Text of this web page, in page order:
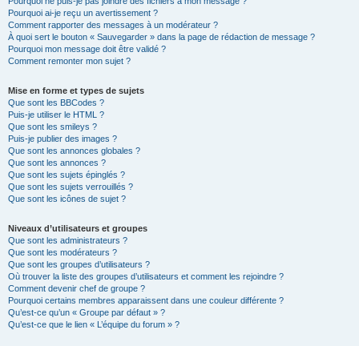
Pourquoi ai-je reçu un avertissement ?
Comment rapporter des messages à un modérateur ?
À quoi sert le bouton « Sauvegarder » dans la page de rédaction de message ?
Pourquoi mon message doit être validé ?
Comment remonter mon sujet ?
Mise en forme et types de sujets
Que sont les BBCodes ?
Puis-je utiliser le HTML ?
Que sont les smileys ?
Puis-je publier des images ?
Que sont les annonces globales ?
Que sont les annonces ?
Que sont les sujets épinglés ?
Que sont les sujets verrouillés ?
Que sont les icônes de sujet ?
Niveaux d’utilisateurs et groupes
Que sont les administrateurs ?
Que sont les modérateurs ?
Que sont les groupes d’utilisateurs ?
Où trouver la liste des groupes d’utilisateurs et comment les rejoindre ?
Comment devenir chef de groupe ?
Pourquoi certains membres apparaissent dans une couleur différente ?
Qu’est-ce qu’un « Groupe par défaut » ?
Qu’est-ce que le lien « L’équipe du forum » ?